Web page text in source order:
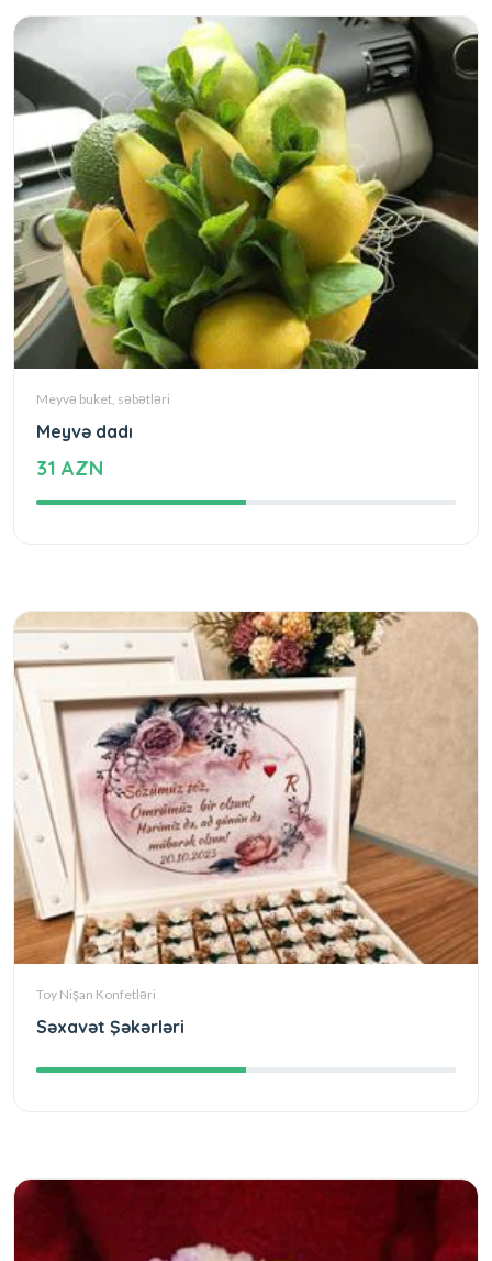
Meyvə buket, səbətləri
Meyvə dadı
31 AZN
Toy Nişan Konfetləri
Səxavət Şəkərləri